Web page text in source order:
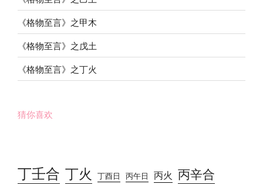
《格物至言》之甲木
《格物至言》之戊土
《格物至言》之丁火
猜你喜欢
丁壬合 丁火 丁酉日 丙午日 丙火 丙辛合